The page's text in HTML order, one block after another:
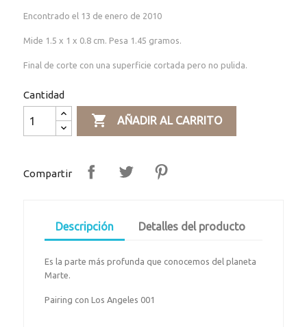
Encontrado el 13 de enero de 2010
Mide 1.5 x 1 x 0.8 cm. Pesa 1.45 gramos.
Final de corte con una superficie cortada pero no pulida.
Cantidad
 AÑADIR AL CARRITO
Compartir
Descripción Detalles del producto
Es la parte más profunda que conocemos del planeta
Marte.
Pairing con Los Angeles 001